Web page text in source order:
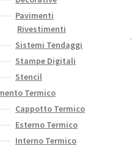
Pavimenti
Rivestimenti
Sistemi Tendaggi
Stampe Digitali
Stencil
Termico
Cappotto Termico
Esterno Termico
Interno Termico